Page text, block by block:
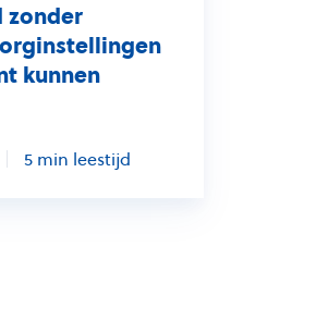
zonder
kunnen
5 min leestijd